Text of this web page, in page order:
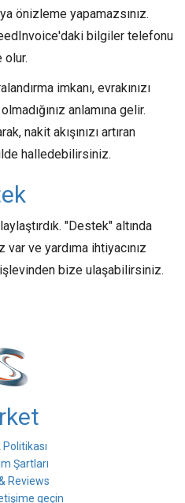
önizleme yapamazsınız.
bilgiler telefonu
olur.
imkanı, evrakınızı
anlamına gelir.
nakit akışınızı artıran
halledebilirsiniz.
"Destek" altında
ve yardıma ihtiyacınız
bize ulaşabilirsiniz.
Politikası
Şartları
Reviews
geçin